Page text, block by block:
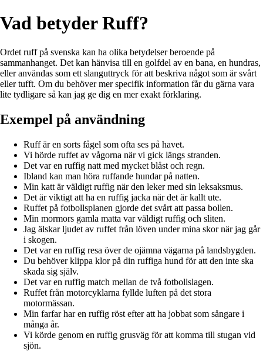
Vad betyder Ruff?
Ordet ruff på svenska kan ha olika betydelser beroende på
sammanhanget. Det kan hänvisa till en golfdel av en bana, en hundras,
eller användas som ett slanguttryck för att beskriva något som är svårt
eller tufft. Om du behöver mer specifik information får du gärna vara
lite tydligare så kan jag ge dig en mer exakt förklaring.
Exempel på användning
Ruff är en sorts fågel som ofta ses på havet.
Vi hörde ruffet av vågorna när vi gick längs stranden.
Det var en ruffig natt med mycket blåst och regn.
Ibland kan man höra ruffande hundar på natten.
Min katt är väldigt ruffig när den leker med sin leksaksmus.
Det är viktigt att ha en ruffig jacka när det är kallt ute.
Ruffet på fotbollsplanen gjorde det svårt att passa bollen.
Min mormors gamla matta var väldigt ruffig och sliten.
Jag älskar ljudet av ruffet från löven under mina skor när jag går
i skogen.
Det var en ruffig resa över de ojämna vägarna på landsbygden.
Du behöver klippa klor på din ruffiga hund för att den inte ska
skada sig själv.
Det var en ruffig match mellan de två fotbollslagen.
Ruffet från motorcyklarna fyllde luften på det stora
motormässan.
Min farfar har en ruffig röst efter att ha jobbat som sångare i
många år.
Vi körde genom en ruffig grusväg för att komma till stugan vid
sjön.